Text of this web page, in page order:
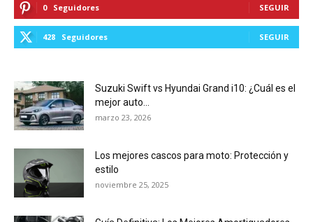
0 Seguidores SEGUIR
428 Seguidores SEGUIR
Suzuki Swift vs Hyundai Grand i10: ¿Cuál es el
mejor auto...
marzo 23, 2026
Los mejores cascos para moto: Protección y
estilo
noviembre 25, 2025